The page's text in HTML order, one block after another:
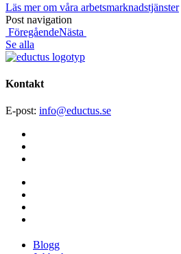
Läs mer om våra arbetsmarknadstjänster
Post navigation
FöregåendeNästa
Se alla
Kontakt
E-post: info@​eductus.se
Blogg